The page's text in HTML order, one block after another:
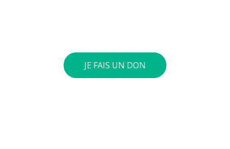
JE FAIS UN DON